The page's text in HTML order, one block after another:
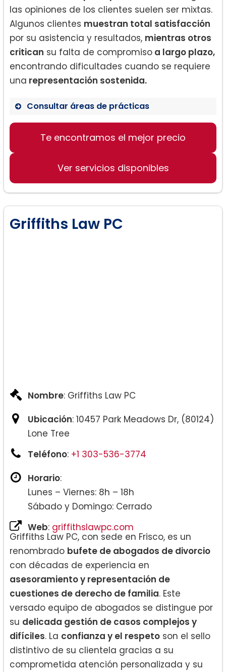
las opiniones de los clientes suelen ser mixtas.
Algunos clientes muestran total satisfacción
por su asistencia y resultados, mientras otros
critican su falta de compromiso a largo plazo,
encontrando dificultades cuando se requiere
una representación sostenida.
Consultar áreas de prácticas
Casos de custodia
Asistencia en procesos de divorcio
Te encontramos el mejor precio
Ver servicios disponibles
Griffiths Law PC
Nombre: Griffiths Law PC
Ubicación: 10457 Park Meadows Dr, (80124)
Lone Tree
Teléfono: +1 303-536-3774
Horario:
Lunes – Viernes: 8h – 18h
Sábado y Domingo: Cerrado
Web: griffithslawpc.com
Griffiths Law PC, con sede en Frisco, es un
renombrado bufete de abogados de divorcio
con décadas de experiencia en
asesoramiento y representación de
cuestiones de derecho de familia. Este
versado equipo de abogados se distingue por
su delicada gestión de casos complejos y
difíciles. La confianza y el respeto son el sello
distintivo de su clientela gracias a su
comprometida atención personalizada y su